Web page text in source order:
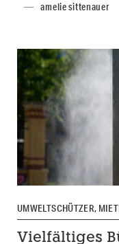
amelie sittenauer
UMWELTSCHÜTZER,
Vielfältiges